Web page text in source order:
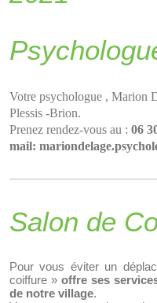
Votre psychologue , Marion
Plessis -Brion.
Prenez rendez-vous au : 06
mail:
Salon de
Pour vous éviter un
coiffure » offre ses
de notre village.